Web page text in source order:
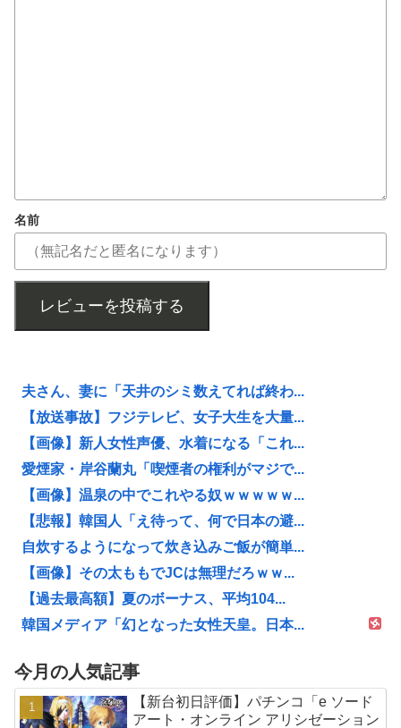
名前
レビューを投稿する
夫さん、妻に「天井のシミ数えてれば終わ...
【放送事故】フジテレビ、女子大生を大量...
【画像】新人女性声優、水着になる「これ...
愛煙家・岸谷蘭丸「喫煙者の権利がマジで...
【画像】温泉の中でこれやる奴ｗｗｗｗｗ...
【悲報】韓国人「え待って、何で日本の避...
自炊するようになって炊き込みご飯が簡単...
【画像】その太ももでJCは無理だろｗｗ...
【過去最高額】夏のボーナス、平均104...
韓国メディア「幻となった女性天皇。日本...
今月の人気記事
【新台初日評価】パチンコ「e ソード
アート・オンライン アリシゼーション